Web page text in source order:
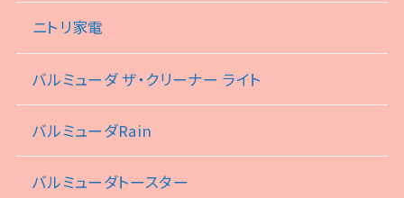
ニトリ家電
バルミューダ ザ・クリーナー ライト
バルミューダRain
バルミューダトースター